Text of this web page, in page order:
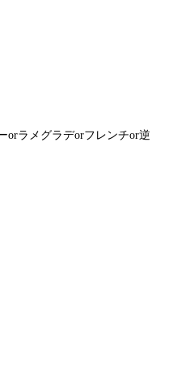
orラメグラデorフレンチor逆